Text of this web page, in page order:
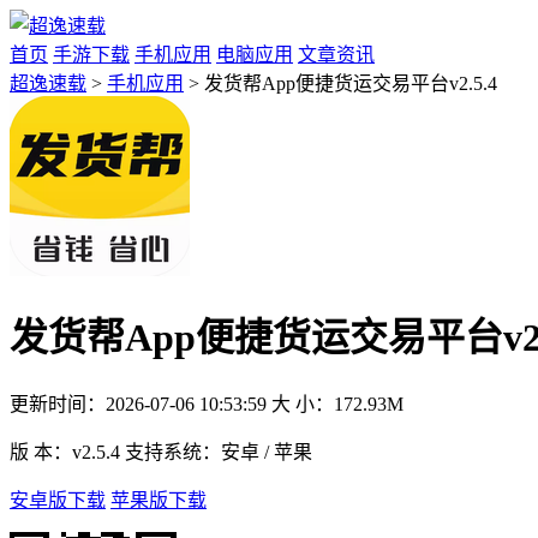
首页 手游下载 手机应用 电脑应用 文章资讯
超逸速载 > 手机应用 > 发货帮App便捷货运交易平台v2.5.4
发货帮App便捷货运交易平台
更新时间： 2026-07-06 10:53:59 大 小： 172.93M
版 本： v2.5.4 支持系统： 安卓 / 苹果
安卓版下载 苹果版下载